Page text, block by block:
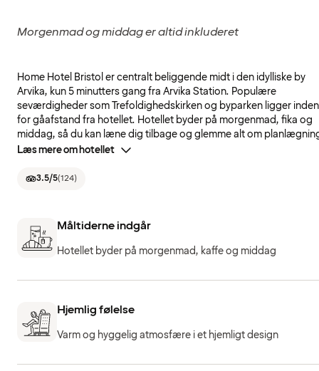
Morgenmad og middag er altid inkluderet
Home Hotel Bristol er centralt beliggende midt i den idylliske by
Arvika, kun 5 minutters gang fra Arvika Station. Populære
seværdigheder som Trefoldighedskirken og byparken ligger inden
for gåafstand fra hotellet. Hotellet byder på morgenmad, fika og
middag, så du kan læne dig tilbage og glemme alt om
Læs mere om hotellet
3.5/5(124)
Måltiderne indgår
Hotellet byder på morgenmad, kaffe og middag
Hjemlig følelse
Varm og hyggelig atmosfære i et hjemligt design